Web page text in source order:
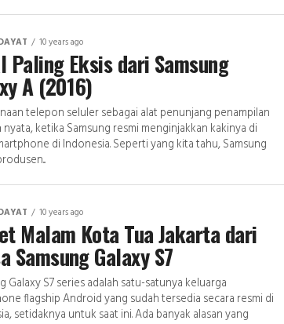
10 years ago
Paling Eksis dari Samsung
A (2016)
telepon seluler sebagai alat penunjang penampilan
nyata, ketika Samsung resmi menginjakkan kakinya di
di Indonesia. Seperti yang kita tahu, Samsung
10 years ago
Malam Kota Tua Jakarta dari
Samsung Galaxy S7
Galaxy S7 series adalah satu-satunya keluarga
flagship Android yang sudah tersedia secara resmi di
setidaknya untuk saat ini. Ada banyak alasan yang